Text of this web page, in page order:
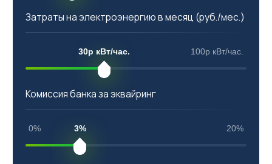
Затраты на электроэнергию в месяц (руб./мес.)
100р кВт/час.
30р кВт/час.
Комиссия банка за эквайринг
0% 20%
3%